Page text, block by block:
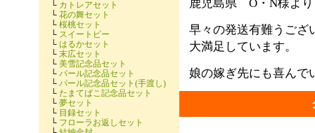
鹿児島県 O・N様よ
早々の発送有難うござ
大満足しています。
娘の嫁ぎ先にも喜んで
└ カトレアセット
└ 花の舞セット
└ 桜桃セット
└ スイートピー
└ はるかセット
└ 末広セット
└ 美雪記念品セット
└ パール記念品セット
└ パール記念品セット(手渡し)
└ たまてばこ記念品セット
└ 夢セット
└ 目録セット
└ フローラお返しセット